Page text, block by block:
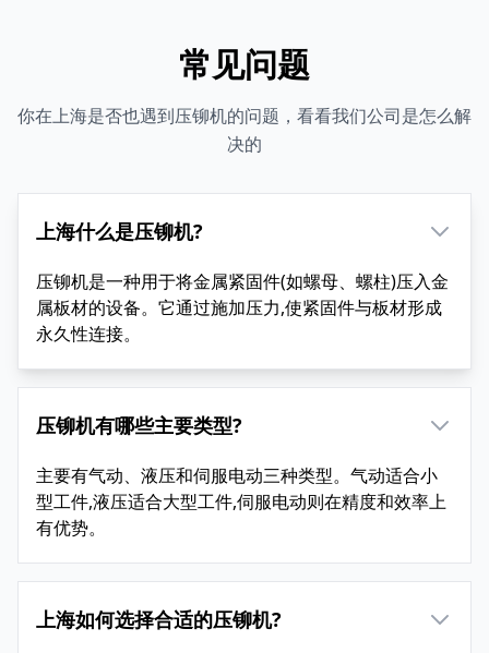
常见问题
你在上海是否也遇到压铆机的问题，看看我们公司是怎么解
决的
上海什么是压铆机?
压铆机是一种用于将金属紧固件(如螺母、螺柱)压入金
属板材的设备。它通过施加压力,使紧固件与板材形成
永久性连接。
压铆机有哪些主要类型?
主要有气动、液压和伺服电动三种类型。气动适合小
型工件,液压适合大型工件,伺服电动则在精度和效率上
有优势。
上海如何选择合适的压铆机?